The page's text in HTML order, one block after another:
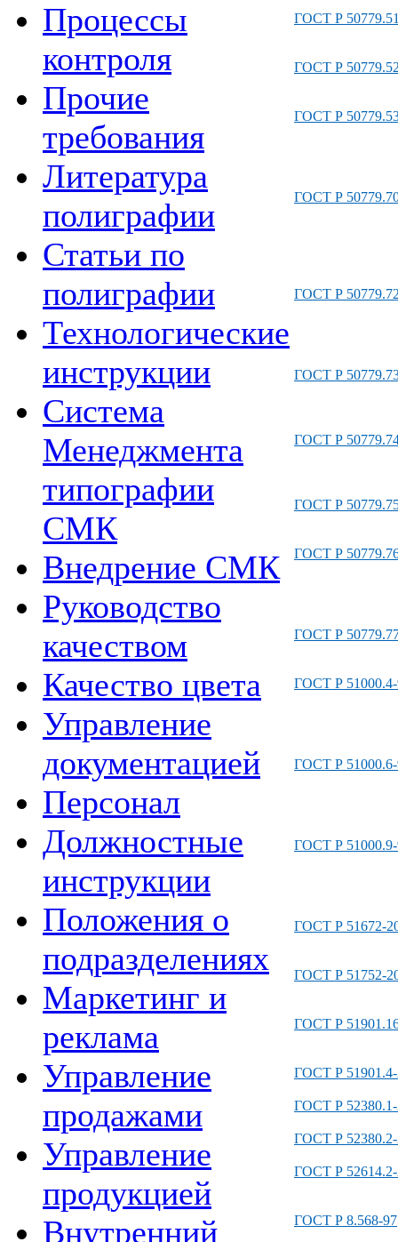
Процессы
контроля
Прочие
требования
Литература
полиграфии
Статьи по
полиграфии
Технологические
инструкции
Система
Менеджмента
типографии
СМК
Внедрение СМК
Руководство
качеством
Качество цвета
Управление
документацией
Персонал
Должностные
инструкции
Положения о
подразделениях
Маркетинг и
реклама
Управление
продажами
Управление
продукцией
Внутренний
ГОСТ Р
ГОСТ Р
ГОСТ Р
ГОСТ Р
ГОСТ Р
ГОСТ Р
ГОСТ Р
ГОСТ Р
ГОСТ Р
ГОСТ Р
ГОСТ Р
ГОСТ Р
ГОСТ Р
ГОСТ Р 51672-
ГОСТ Р 51752-
ГОСТ Р
ГОСТ Р 51901.4-
ГОСТ Р 52380.1-
ГОСТ Р 52380.2-
ГОСТ Р 52614.2-
ГОСТ Р 8.568-97